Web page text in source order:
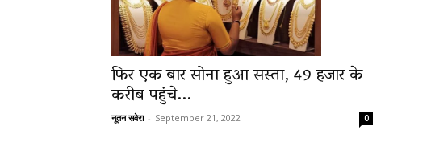
|
Breaking
फिर एक बार सोना हुआ सस्ता, 49 हजार के
करीब पहुंचे...
नूतन सवेरा - September 21, 2022 0